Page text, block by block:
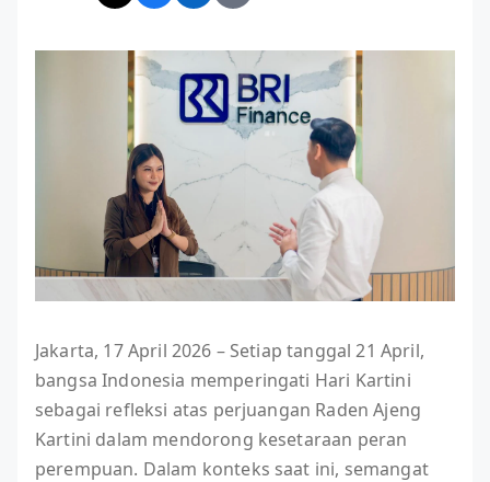
Jakarta, 17 April 2026 – Setiap tanggal 21 April,
bangsa Indonesia memperingati Hari Kartini
sebagai refleksi atas perjuangan Raden Ajeng
Kartini dalam mendorong kesetaraan peran
perempuan. Dalam konteks saat ini, semangat